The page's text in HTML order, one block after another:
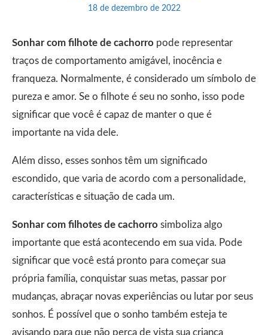
18 de dezembro de 2022
Sonhar com filhote de cachorro pode representar
traços de comportamento amigável, inocência e
franqueza. Normalmente, é considerado um símbolo de
pureza e amor. Se o filhote é seu no sonho, isso pode
significar que você é capaz de manter o que é
importante na vida dele.
Além disso, esses sonhos têm um significado
escondido, que varia de acordo com a personalidade,
características e situação de cada um.
Sonhar com filhotes de cachorro simboliza algo
importante que está acontecendo em sua vida. Pode
significar que você está pronto para começar sua
própria família, conquistar suas metas, passar por
mudanças, abraçar novas experiências ou lutar por seus
sonhos. É possível que o sonho também esteja te
avisando para que não perca de vista sua criança